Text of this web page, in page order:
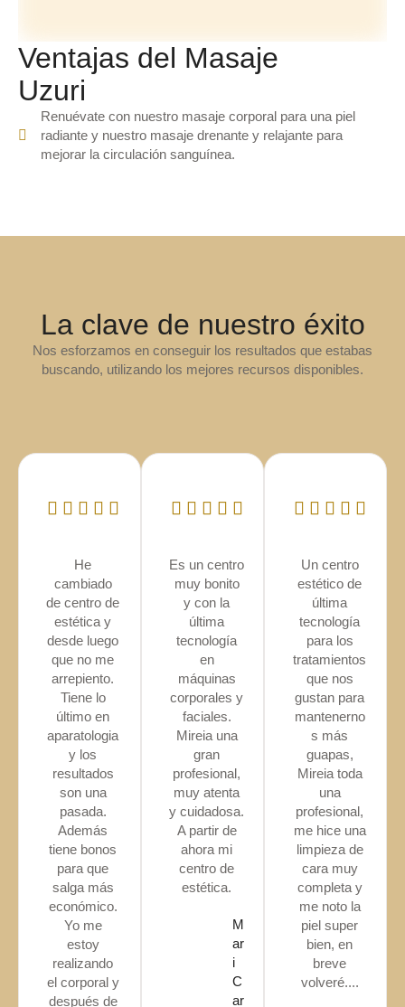
Ventajas del Masaje
Uzuri
Renuévate con nuestro masaje corporal para una piel
radiante y nuestro masaje drenante y relajante para
mejorar la circulación sanguínea.
La clave de nuestro éxito
Nos esforzamos en conseguir los resultados que estabas
buscando, utilizando los mejores recursos disponibles.
He
cambiado
de centro de
estética y
desde luego
que no me
arrepiento.
Tiene lo
último en
aparatologia
y los
resultados
son una
pasada.
Además
tiene bonos
para que
salga más
económico.
Yo me
estoy
realizando
el corporal y
después de
Es un centro
muy bonito
y con la
última
tecnología
en
máquinas
corporales y
faciales.
Mireia una
gran
profesional,
muy atenta
y cuidadosa.
A partir de
ahora mi
centro de
estética.
M
ar
i
C
ar
Un centro
estético de
última
tecnología
para los
tratamientos
que nos
gustan para
mantenerno
s más
guapas,
Mireia toda
una
profesional,
me hice una
limpieza de
cara muy
completa y
me noto la
piel super
bien, en
breve
volveré....